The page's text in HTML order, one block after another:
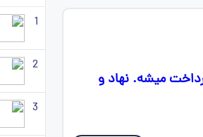
میشه. نهاد و
1
2
3